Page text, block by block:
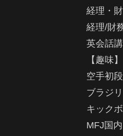
経理・
経理/財
英会話
【趣味】
空手初
ブラジ
キック
MFJ国